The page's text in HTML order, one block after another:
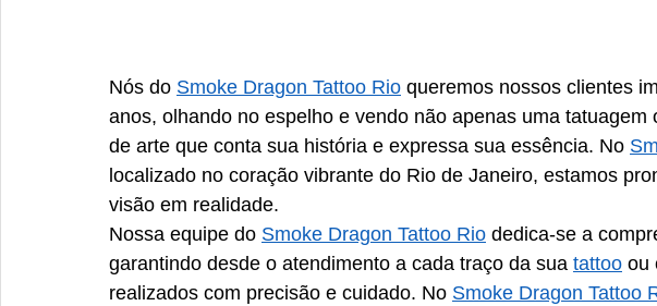
Nós do Smoke Dragon Tattoo Rio queremos nossos clientes
anos, olhando no espelho e vendo não apenas uma tatuagem
de arte que conta sua história e expressa sua essência. No
localizado no coração vibrante do Rio de Janeiro, estamos
visão em realidade.​
Nossa equipe do Smoke Dragon Tattoo Rio dedica-se a
garantindo desde o atendimento a cada traço da sua tattoo ou
realizados com precisão e cuidado. No Smoke Dragon Tattoo